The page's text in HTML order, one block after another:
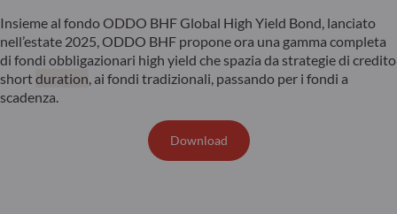
Insieme al fondo ODDO BHF Global High Yield Bond, lanciato
nell’estate 2025, ODDO BHF propone ora una gamma completa
di fondi obbligazionari high yield che spazia da strategie di credito
shortduration, ai fondi tradizionali, passando per i fondi a
scadenza.
Download